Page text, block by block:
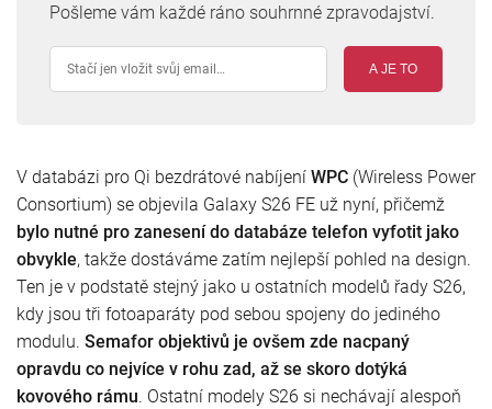
Pošleme vám každé ráno souhrnné zpravodajství.
A JE TO
V databázi pro Qi bezdrátové nabíjení WPC (Wireless Power
Consortium) se objevila Galaxy S26 FE už nyní, přičemž
bylo nutné pro zanesení do databáze telefon vyfotit jako
obvykle, takže dostáváme zatím nejlepší pohled na design.
Ten je v podstatě stejný jako u ostatních modelů řady S26,
kdy jsou tři fotoaparáty pod sebou spojeny do jediného
modulu. Semafor objektivů je ovšem zde nacpaný
opravdu co nejvíce v rohu zad, až se skoro dotýká
kovového rámu. Ostatní modely S26 si nechávají alespoň